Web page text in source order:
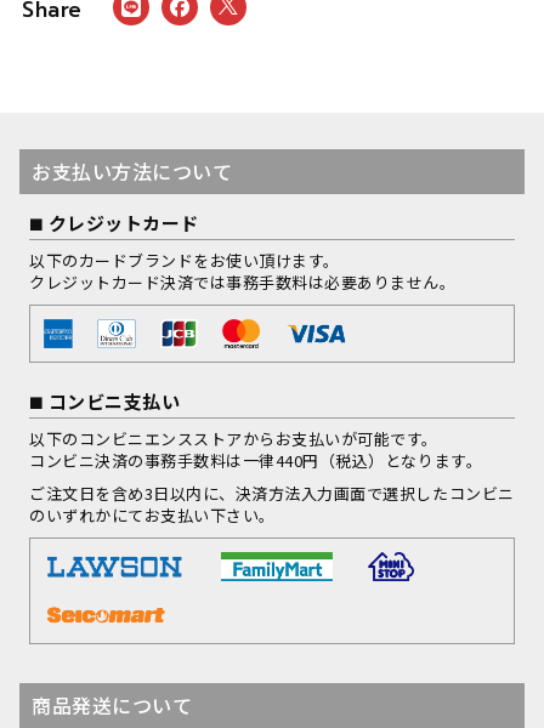
お支払い方法について
クレジットカード
以下のカードブランドをお使い頂けます。
クレジットカード決済では事務手数料は必要ありません。
コンビニ支払い
以下のコンビニエンスストアからお支払いが可能です。
コンビニ決済の事務手数料は一律440円（税込）となります。
ご注文日を含め3日以内に、決済方法入力画面で選択したコンビニ
のいずれかにてお支払い下さい。
商品発送について